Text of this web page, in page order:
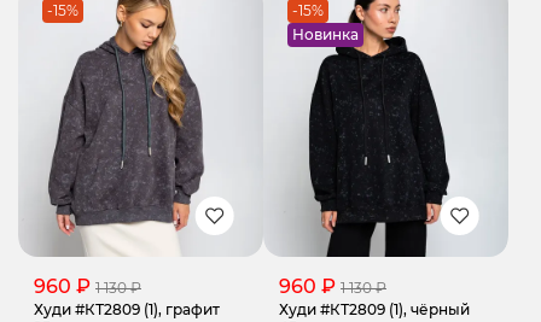
-15%
960 ₽ 1 130 ₽
Худи #КТ2809 (1), графит
-15%
Новинка
960 ₽ 1 130 ₽
Худи #КТ2809 (1), чёрный